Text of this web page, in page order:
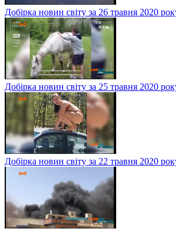
Добірка новин світу за 26 травня 2020
Добірка новин світу за 25 травня 2020
Добірка новин світу за 22 травня 2020